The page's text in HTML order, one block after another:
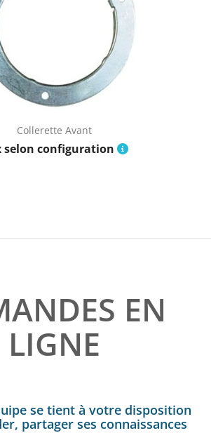
Collerette Avant
selon configuration
EN
LIGNE
se tient à votre disposition
partager ses connaissances